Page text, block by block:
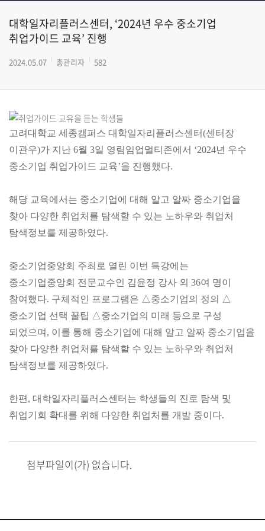
대학일자리플러스센터, ‘2024년 우수 중소기업
취업가이드 교육’ 진행
2024.05.07 총관리자 582
고려대학교 세종캠퍼스 대학일자리플러스센터(센터장
이관우)가 지난 6월 3일 영림임업멀티존에서 ‘2024년 우수
중소기업 취업가이드 교육’을 진행했다.
해당 교육에서는 중소기업에 대해 알고 알짜 중소기업을
찾아 다양한 취업처를 탐색할 수 있는 노하우와 취업처
탐색정보를 제공하였다.
중소기업중앙회 주최로 열린 이번 특강에는
중소기업중앙회 전문교수인 김윤정 강사 외 36여 명이
참여했다. 구체적인 프로그램은 △중소기업의 정의 △
중소기업 선택 꿀팁 △중소기업의 미래 등으로 구성
되었으며, 이를 통해 중소기업에 대해 알고 알짜 중소기업을
찾아 다양한 취업처를 탐색할 수 있는 노하우와 취업처
탐색정보를 제공하였다.
한편, 대학일자리플러스센터는 학생들의 진로 탐색 및
취업기회 확대를 위해 다양한 취업처를 개발 중이다.
첨부파일이(가) 없습니다.